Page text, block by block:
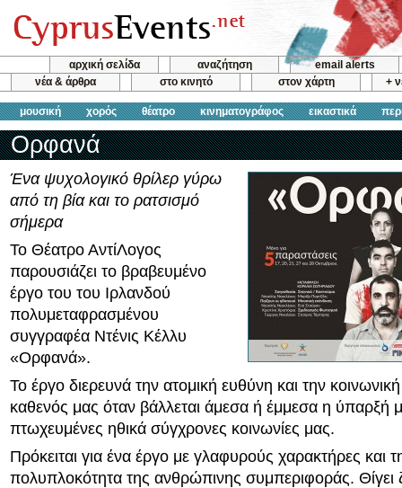
αρχική σελίδα αναζήτηση
email alerts
νέα & άρθρα
στο κινητό στον χάρτη +
μουσική χορός θέατρο κινηματογράφος εικαστικά
Ορφανά
Ένα ψυχολογικό θρίλερ γύρω
από τη βία και το ρατσισμό
σήμερα
Το Θέατρο ΑντίΛογος
παρουσιάζει το βραβευμένο
έργο του του Ιρλανδού
πολυμεταφρασμένου
συγγραφέα Ντένις Κέλλυ
«Ορφανά».
Το έργο διερευνά την ατομική ευθύνη και την
καθενός μας όταν βάλλεται άμεσα ή έμμεσα η ύπαρξή
πτωχευμένες ηθικά σύγχρονες κοινωνίες μας.
Πρόκειται για ένα έργο με γλαφυρούς χαρακτήρες και
πολυπλοκότητα της ανθρώπινης συμπεριφοράς. Θίγει